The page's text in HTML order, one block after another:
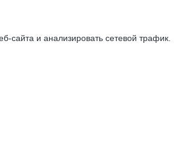
и анализировать сетевой трафик.